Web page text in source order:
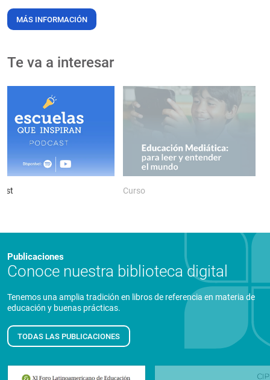
MÁS INFORMACIÓN
Te va a interesar
Curso
Publicaciones
Conoce nuestra biblioteca digital
Tenemos una amplia tradición en libros de referencia en materia de
educación y buenas prácticas.
TODAS LAS PUBLICACIONES